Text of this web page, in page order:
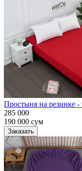
Простыня на резинке
285 000
190 000 сум
Заказать